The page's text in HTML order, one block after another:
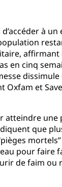
à un
en cinq
Oxfam et
atteindre une
que
pour faire
de faim